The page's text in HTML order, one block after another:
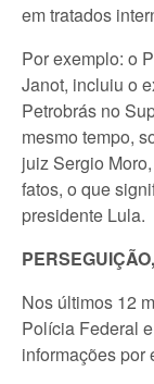
em tratados
Por exemplo: o
Janot, incluiu o
Petrobrás no
mesmo tempo,
juiz Sergio
fatos, o que
presidente Lula.
Nos últimos 12
Polícia Federal
informações por